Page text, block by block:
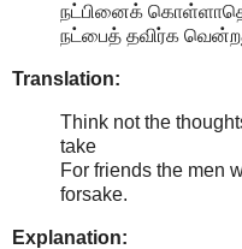
நட்பினைக்
நட்பைத் தவிர்க
Translation:
Think not the
take
For friends the men
forsake.
Explanation: